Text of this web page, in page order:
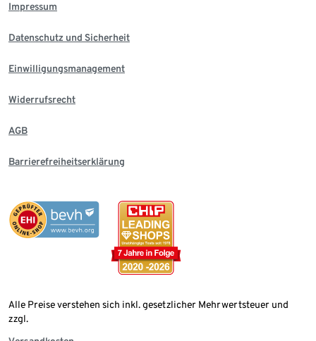
Impressum
Datenschutz und Sicherheit
Einwilligungsmanagement
Widerrufsrecht
AGB
Barrierefreiheitserklärung
Alle Preise verstehen sich inkl. gesetzlicher Mehrwertsteuer und
zzgl.